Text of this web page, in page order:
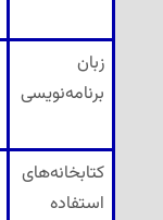
زبان
برنامه‌نویسی
کتابخانه‌های
استفاده